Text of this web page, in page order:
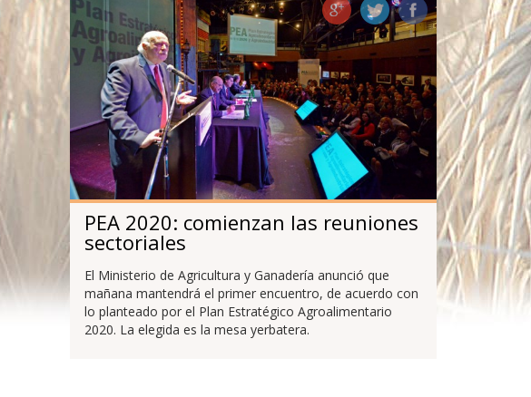
PEA 2020: comienzan las reuniones
sectoriales
El Ministerio de Agricultura y Ganadería anunció que
mañana mantendrá el primer encuentro, de acuerdo con
lo planteado por el Plan Estratégico Agroalimentario
2020. La elegida es la mesa yerbatera.